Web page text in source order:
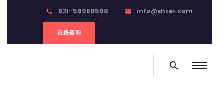
phone 021-59988508 email info@shzex.com
在线咨询
search